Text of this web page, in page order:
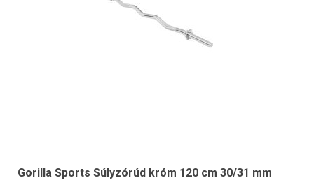
Gorilla Sports Súlyzórúd króm 120 cm 30/31 mm